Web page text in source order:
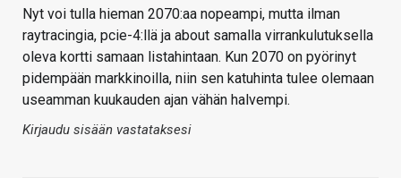
Nyt voi tulla hieman 2070:aa nopeampi, mutta ilman
raytracingia, pcie-4:llä ja about samalla virrankulutuksella
oleva kortti samaan listahintaan. Kun 2070 on pyörinyt
pidempään markkinoilla, niin sen katuhinta tulee olemaan
useamman kuukauden ajan vähän halvempi.
Kirjaudu sisään vastataksesi